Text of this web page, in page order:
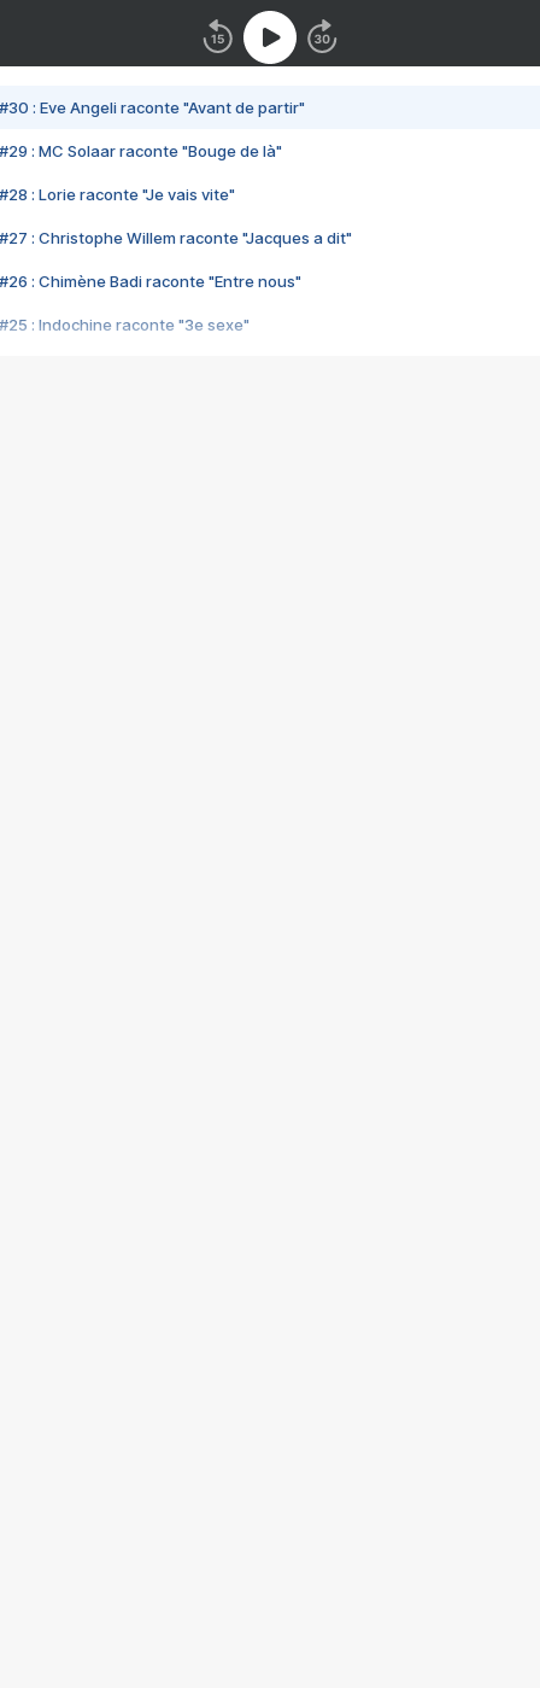
#30 : Eve Angeli raconte "Avant de partir"
#29 : MC Solaar raconte "Bouge de là"
#28 : Lorie raconte "Je vais vite"
#27 : Christophe Willem raconte "Jacques a dit"
#26 : Chimène Badi raconte "Entre nous"
#25 : Indochine raconte "3e sexe"